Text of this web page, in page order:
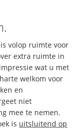
is volop ruimte voor
extra ruimte in
wat u met
welkom voor
en
niet
mee te nemen.
is uitsluitend op